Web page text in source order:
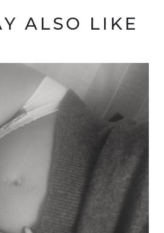
ALSO LIKE